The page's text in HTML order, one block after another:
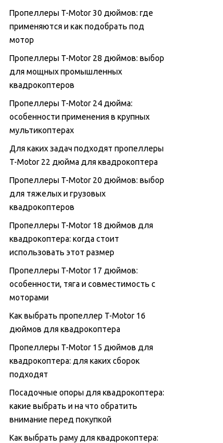
Пропеллеры T-Motor 30 дюймов: где
применяются и как подобрать под
мотор
Пропеллеры T-Motor 28 дюймов: выбор
для мощных промышленных
квадрокоптеров
Пропеллеры T-Motor 24 дюйма:
особенности применения в крупных
мультикоптерах
Для каких задач подходят пропеллеры
T-Motor 22 дюйма для квадрокоптера
Пропеллеры T-Motor 20 дюймов: выбор
для тяжелых и грузовых
квадрокоптеров
Пропеллеры T-Motor 18 дюймов для
квадрокоптера: когда стоит
использовать этот размер
Пропеллеры T-Motor 17 дюймов:
особенности, тяга и совместимость с
моторами
Как выбрать пропеллер T-Motor 16
дюймов для квадрокоптера
Пропеллеры T-Motor 15 дюймов для
квадрокоптера: для каких сборок
подходят
Посадочные опоры для квадрокоптера:
какие выбрать и на что обратить
внимание перед покупкой
Как выбрать раму для квадрокоптера: